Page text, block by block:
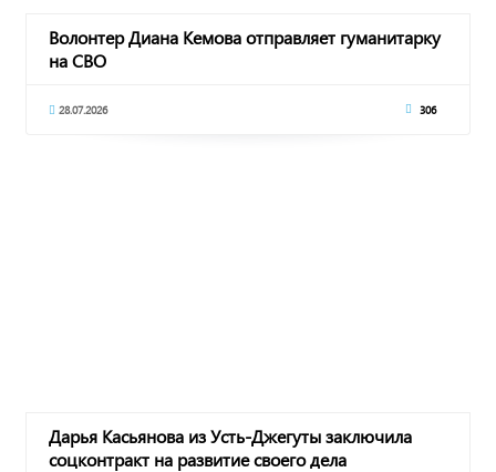
Волонтер Диана Кемова отправляет гуманитарку
на СВО
28.07.2026 306
Дарья Касьянова из Усть-Джегуты заключила
соцконтракт на развитие своего дела